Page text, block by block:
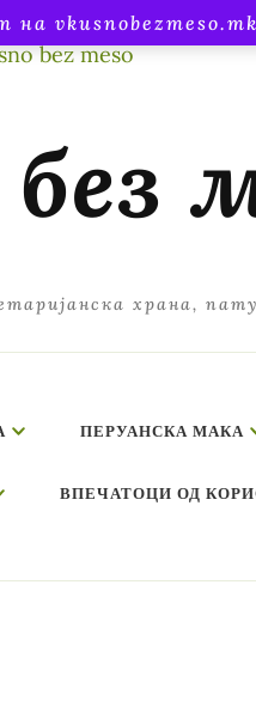
на vkusnobezmeso.mk
храна,
ПЕРУАНСКА МАКА
ВПЕЧАТОЦИ ОД